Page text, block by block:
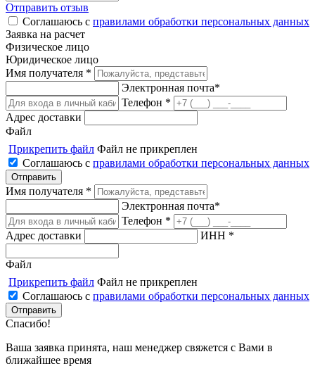
Отправить отзыв
Соглашаюсь с правилами обработки персональных данных
Заявка на расчет
Физическое лицо
Юридическое лицо
Имя получателя *
Электронная почта*
Телефон *
Адрес доставки
Файл
Прикрепить файл Файл не прикреплен
Соглашаюсь с правилами обработки персональных данных
Имя получателя *
Электронная почта*
Телефон *
Адрес доставки
ИНН *
Файл
Прикрепить файл Файл не прикреплен
Соглашаюсь с правилами обработки персональных данных
Спасибо!
Ваша заявка принята, наш менеджер свяжется с Вами в
ближайшее время